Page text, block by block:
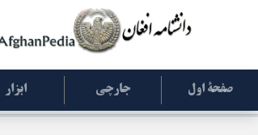
صفحۀ اول جارچی ابزار